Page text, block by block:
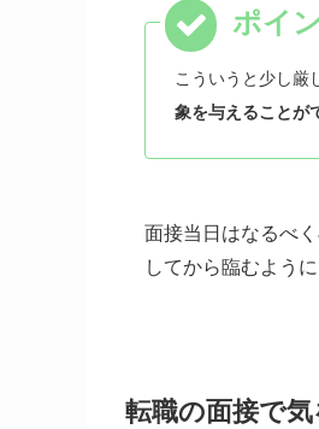
こういうと少し厳
象を与えることが
面接当日はなるべ
してから臨むように
転職の面接で